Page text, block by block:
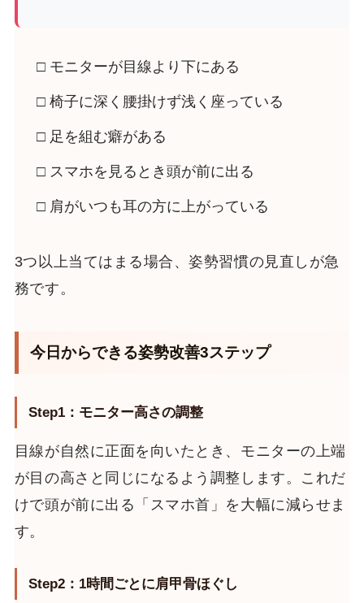
□ モニターが目線より下にある
□ 椅子に深く腰掛けず浅く座っている
□ 足を組む癖がある
□ スマホを見るとき頭が前に出る
□ 肩がいつも耳の方に上がっている
3つ以上当てはまる場合、姿勢習慣の見直しが急
務です。
今日からできる姿勢改善3ステップ
Step1：モニター高さの調整
目線が自然に正面を向いたとき、モニターの上端
が目の高さと同じになるよう調整します。これだ
けで頭が前に出る「スマホ首」を大幅に減らせま
す。
Step2：1時間ごとに肩甲骨ほぐし